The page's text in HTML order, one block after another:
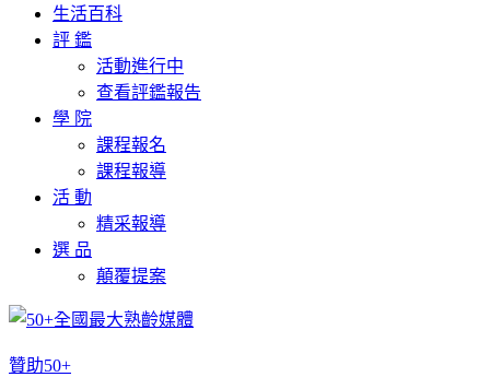
生活百科
評 鑑
活動進行中
查看評鑑報告
學 院
課程報名
課程報導
活 動
精采報導
選 品
顛覆提案
贊助50+